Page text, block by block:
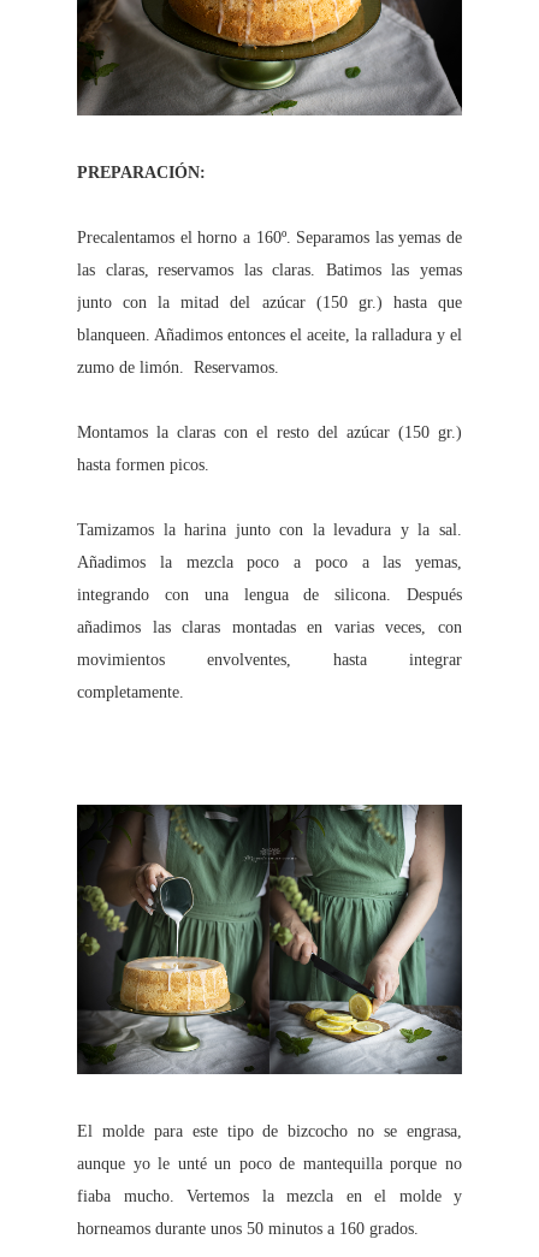
PREPARACIÓN:
Precalentamos el horno a 160º. Separamos las yemas de
las claras, reservamos las claras. Batimos las yemas
junto con la mitad del azúcar (150 gr.) hasta que
blanqueen. Añadimos entonces el aceite, la ralladura y el
zumo de limón. Reservamos.
Montamos la claras con el resto del azúcar (150 gr.)
hasta formen picos.
Tamizamos la harina junto con la levadura y la sal.
Añadimos la mezcla poco a poco a las yemas,
integrando con una lengua de silicona. Después
añadimos las claras montadas en varias veces, con
movimientos envolventes, hasta integrar
completamente.
El molde para este tipo de bizcocho no se engrasa,
aunque yo le unté un poco de mantequilla porque no
fiaba mucho. Vertemos la mezcla en el molde y
horneamos durante unos 50 minutos a 160 grados.